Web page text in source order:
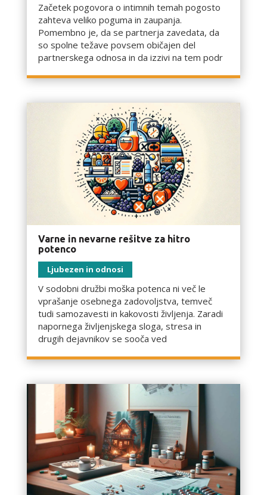
Začetek pogovora o intimnih temah pogosto
zahteva veliko poguma in zaupanja.
Pomembno je, da se partnerja zavedata, da
so spolne težave povsem običajen del
partnerskega odnosa in da izzivi na tem podr
Varne in nevarne rešitve za hitro
potenco
Ljubezen in odnosi
V sodobni družbi moška potenca ni več le
vprašanje osebnega zadovoljstva, temveč
tudi samozavesti in kakovosti življenja. Zaradi
napornega življenjskega sloga, stresa in
drugih dejavnikov se sooča ved